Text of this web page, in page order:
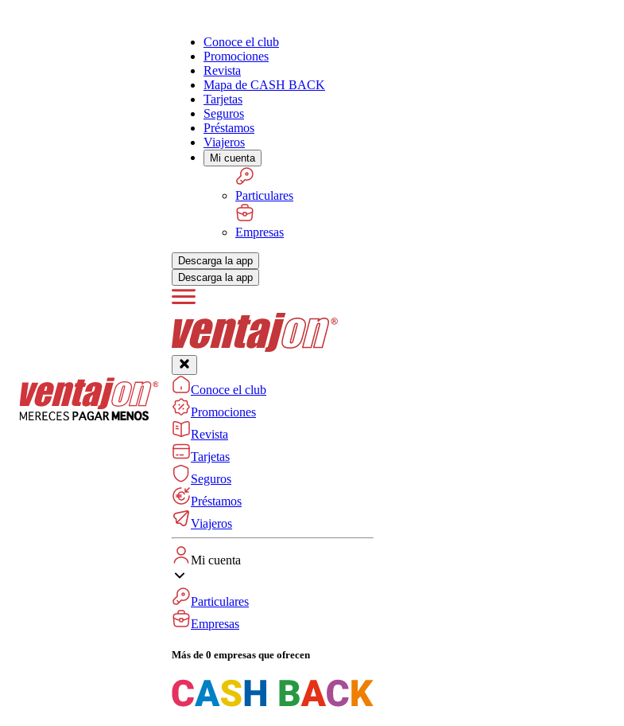
Conoce el club
Promociones
Revista
Mapa de CASH BACK
Tarjetas
Seguros
Préstamos
Viajeros
Mi cuenta
Particulares
Empresas
Descarga la app
Descarga la app
Conoce el club
Promociones
Revista
Tarjetas
Seguros
Préstamos
Viajeros
Mi cuenta
Particulares
Empresas
Más de 0 empresas que ofrecen